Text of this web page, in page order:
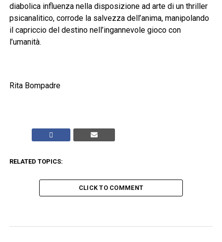
diabolica influenza nella disposizione ad arte di un thriller
psicanalitico, corrode la salvezza dell’anima, manipolando
il capriccio del destino nell’ingannevole gioco con
l’umanità.
Rita Bompadre
RELATED TOPICS:
CLICK TO COMMENT